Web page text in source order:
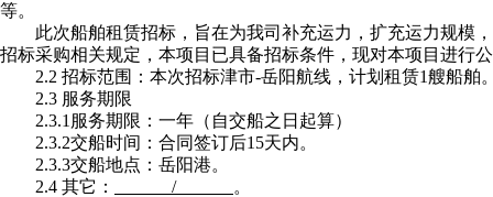
等。
此次船舶租赁招标，旨在为我司补充运力，扩充运力规模
招标采购相关规定，本项目已具备招标条件，现对本项目进行
2.2 招标范围：本次招标津市-岳阳航线，计划租赁1艘船舶
2.3 服务期限
2.3.1服务期限：一年（自交船之日起算）
2.3.2交船时间：合同签订后15天内。
2.3.3交船地点：岳阳港。
2.4 其它：
/
。